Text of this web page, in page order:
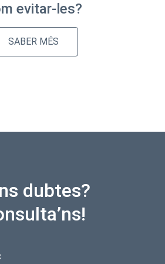
evitar-les?
SABER MÉS
dubtes?